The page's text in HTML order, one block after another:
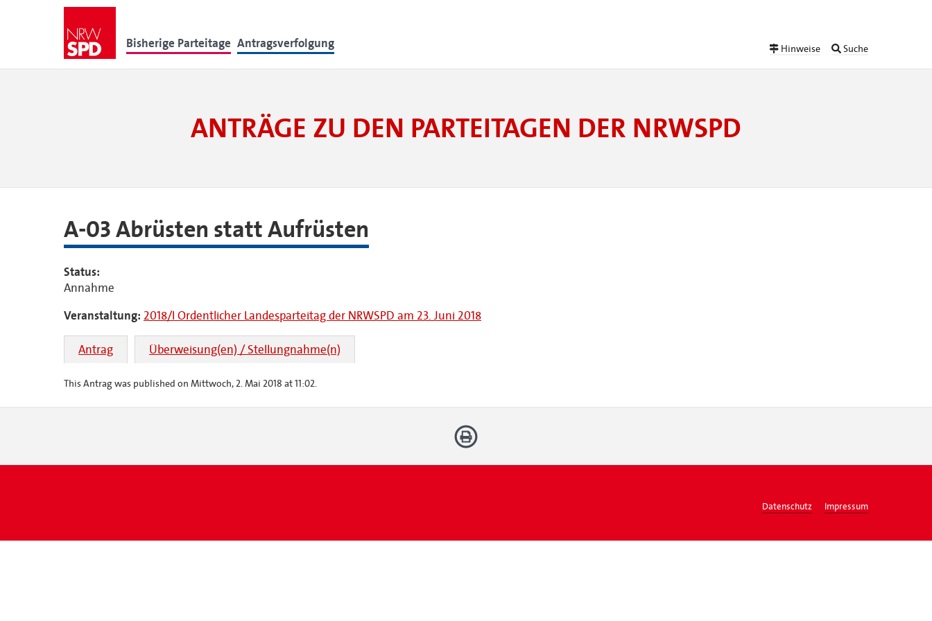
Bisherige Parteitage Antragsverfolgung Hinweise Suche
ANTRÄGE ZU DEN PARTEITAGEN DER NRWSPD
A-03 Abrüsten statt Aufrüsten
Status:
Annahme
Veranstaltung: 2018/I Ordentlicher Landesparteitag der NRWSPD am 23. Juni 2018
Antrag Überweisung(en) / Stellungnahme(n)
This Antrag was published on Mittwoch, 2. Mai 2018 at 11:02.
Datenschutz Impressum